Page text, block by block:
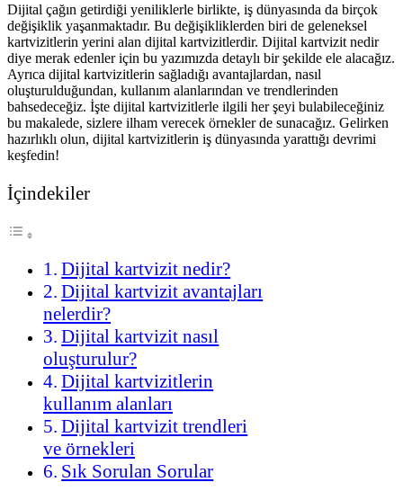
Dijital çağın getirdiği yeniliklerle birlikte, iş dünyasında da birçok
değişiklik yaşanmaktadır. Bu değişikliklerden biri de geleneksel
kartvizitlerin yerini alan dijital kartvizitlerdir. Dijital kartvizit nedir
diye merak edenler için bu yazımızda detaylı bir şekilde ele alacağız.
Ayrıca dijital kartvizitlerin sağladığı avantajlardan, nasıl
oluşturulduğundan, kullanım alanlarından ve trendlerinden
bahsedeceğiz. İşte dijital kartvizitlerle ilgili her şeyi bulabileceğiniz
bu makalede, sizlere ilham verecek örnekler de sunacağız. Gelirken
hazırlıklı olun, dijital kartvizitlerin iş dünyasında yarattığı devrimi
keşfedin!
İçindekiler
Dijital kartvizit nedir?
Dijital kartvizit avantajları
nelerdir?
Dijital kartvizit nasıl
oluşturulur?
Dijital kartvizitlerin
kullanım alanları
Dijital kartvizit trendleri
ve örnekleri
Sık Sorulan Sorular